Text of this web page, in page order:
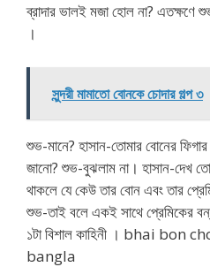
ব্রাদার ভালই মজা হোল না? এতক্ষণে
।
সুন্দরী মামাতো বোনকে চোদার গল্প ৩
শুভ-মানে? হাসান-তোমার বোনের
জানো? শুভ-বুঝলাম না। হাসান-দেখ
থাকলে যে কেউ তার বোন এবং তার
শুভ-তাই বলে একই সাথে প্রেমিকের
১টা বিশাল কাহিনী । bhai
bangla